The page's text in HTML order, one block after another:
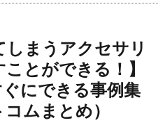
しまうアクセサリ
とができる！】
にできる事例集
ムまとめ）